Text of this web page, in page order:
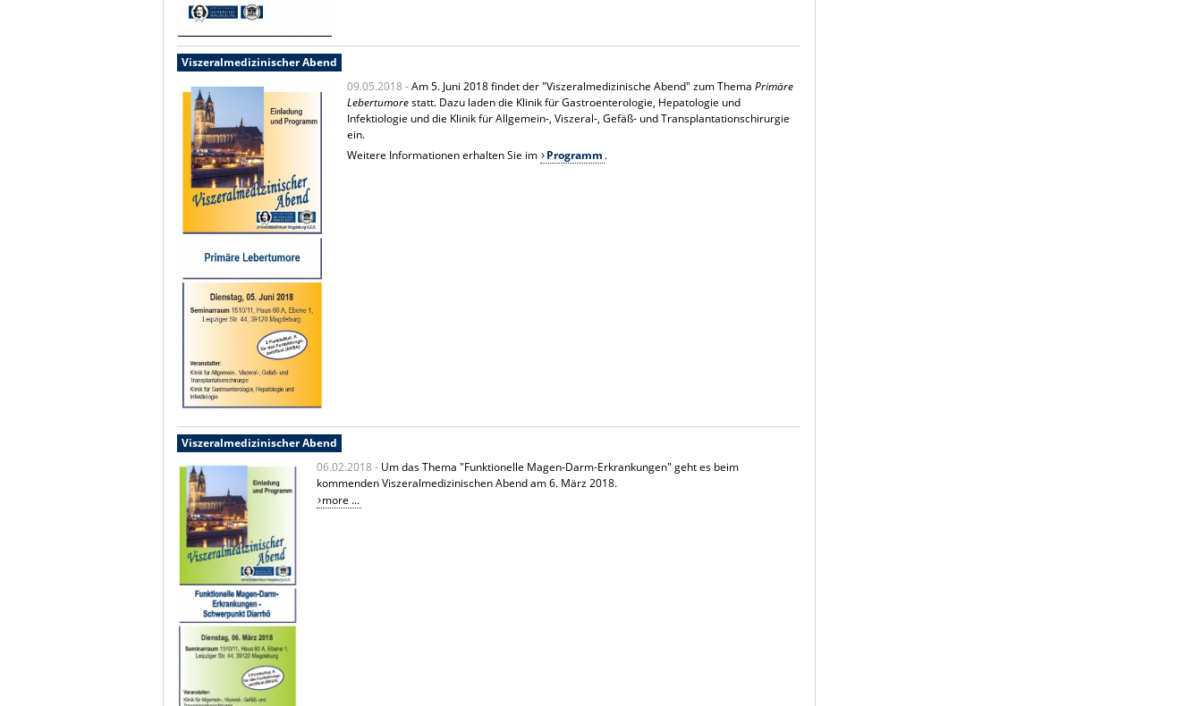
Viszeralmedizinischer Abend
09.05.2018 -Am 5. Juni 2018 findet der "Viszeralmedizinische Abend" zum ThemaPrimäre
Lebertumorestatt. Dazu laden die Klinik für Gastroenterologie, Hepatologie und
Infektiologie und die Klinik für Allgemein-, Viszeral-, Gefäß- und Transplantationschirurgie
ein.
Weitere Informationen erhalten Sie im
Programm .
Viszeralmedizinischer Abend
06.02.2018 - Um das Thema "Funktionelle Magen-Darm-Erkrankungen" geht es beim
kommenden Viszeralmedizinischen Abend am 6. März 2018.
more ...